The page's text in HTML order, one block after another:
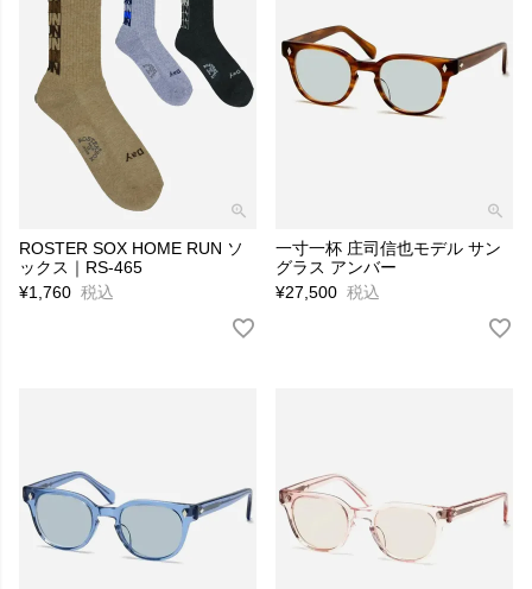
ROSTER SOX HOME RUN ソ
ックス｜RS-465
¥1,760 税込
一寸一杯 庄司信也モデル サン
グラス アンバー
¥27,500 税込